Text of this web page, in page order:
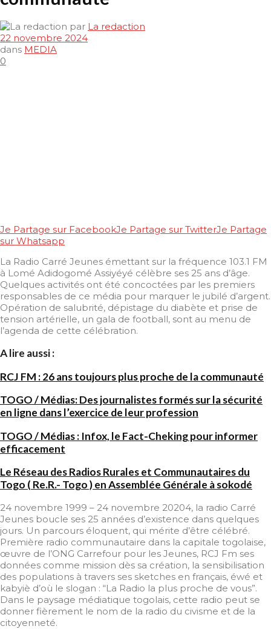
par La redaction
22 novembre 2024
dans MEDIA
0
Je Partage sur FacebookJe Partage sur TwitterJe Partage
sur Whatsapp
La Radio Carré Jeunes émettant sur la fréquence 103.1 FM
à Lomé Adidogomé Assiyéyé célèbre ses 25 ans d’âge.
Quelques activités ont été concoctées par les premiers
responsables de ce média pour marquer le jubilé d’argent.
Opération de salubrité, dépistage du diabète et prise de
tension artérielle, un gala de football, sont au menu de
l’agenda de cette célébration.
A lire aussi :
RCJ FM : 26 ans toujours plus proche de la communauté
TOGO / Médias: Des journalistes formés sur la sécurité
en ligne dans l’exercice de leur profession
TOGO / Médias : Infox, le Fact-Cheking pour informer
efficacement
Le Réseau des Radios Rurales et Communautaires du
Togo ( Re.R.- Togo ) en Assemblée Générale à sokodé
24 novembre 1999 – 24 novembre 20204, la radio Carré
Jeunes boucle ses 25 années d’existence dans quelques
jours. Un parcours éloquent, qui mérite d’être célébré.
Première radio communautaire dans la capitale togolaise,
œuvre de l’ONG Carrefour pour les Jeunes, RCJ Fm ses
données comme mission dès sa création, la sensibilisation
des populations à travers ses sketches en français, éwé et
kabyiè d’où le slogan : “La Radio la plus proche de vous”.
Dans le paysage médiatique togolais, cette radio peut se
donner fièrement le nom de la radio du civisme et de la
citoyenneté.